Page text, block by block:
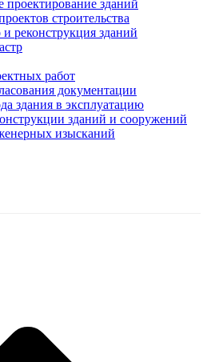
проектирование зданий
строительства
и реконструкция зданий
работ
документации
здания в эксплуатацию
зданий и сооружений
изысканий